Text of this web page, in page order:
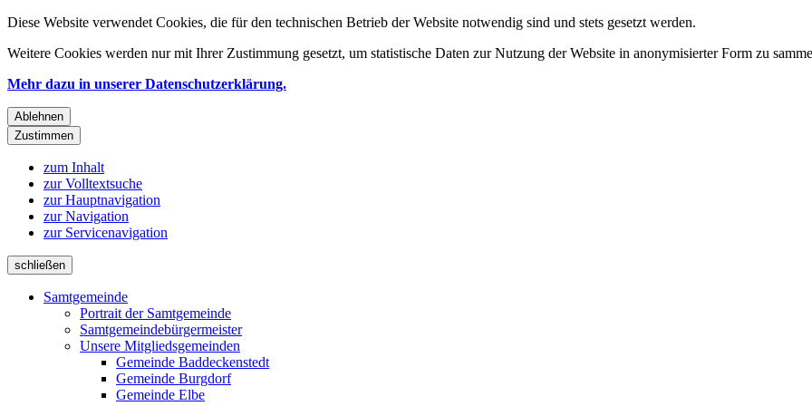
Diese Website verwendet Cookies, die für den technischen Betrieb der Website notwendig sind und stets gesetzt werden.
Weitere Cookies werden nur mit Ihrer Zustimmung gesetzt, um statistische Daten zur Nutzung der Website in anonymisierter Form zu
Mehr dazu in unserer Datenschutzerklärung.
Ablehnen
Zustimmen
zum Inhalt
zur Volltextsuche
zur Hauptnavigation
zur Navigation
zur Servicenavigation
schließen
Samtgemeinde
Portrait der Samtgemeinde
Samtgemeindebürgermeister
Unsere Mitgliedsgemeinden
Gemeinde Baddeckenstedt
Gemeinde Burgdorf
Gemeinde Elbe